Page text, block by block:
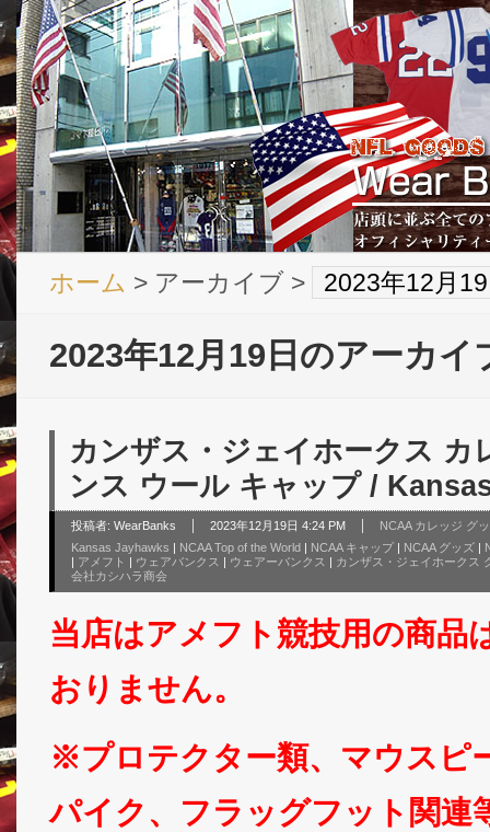
ホーム > アーカイブ > 2023年12月
2023年12月19日のアーカイ
カンザス・ジェイホークス カ
ンス ウール キャップ /
投稿者: WearBanks 2023年12月19日 4:24 PM
NCAA カレッジ グ
Kansas Jayhawks | NCAA Top of the World | NCAA キャップ | NCAA グッズ |
| アメフト | ウェアバンクス | ウェアーバンクス | カンザス・ジェイホークス
会社カシハラ商会
当店はアメフト競技用の商品
おりません。
※プロテクター類、マウスピ
パイク、フラッグフット関連